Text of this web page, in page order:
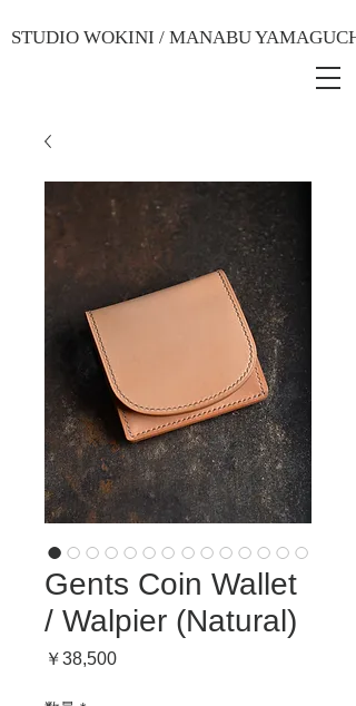
STUDIO WOKINI / MANABU
Gents Coin Wallet
/ Walpier (Natural)
￥38,500価